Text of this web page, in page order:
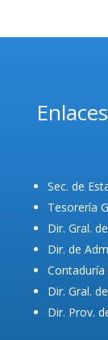
Enlaces
Sec. de
Tesorería
Dir. Gral.
Dir. de
Contaduría
Dir. Gral.
Dir. Prov.